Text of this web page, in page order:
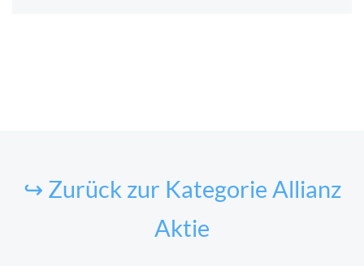
↪ Zurück zur Kategorie Allianz
Aktie